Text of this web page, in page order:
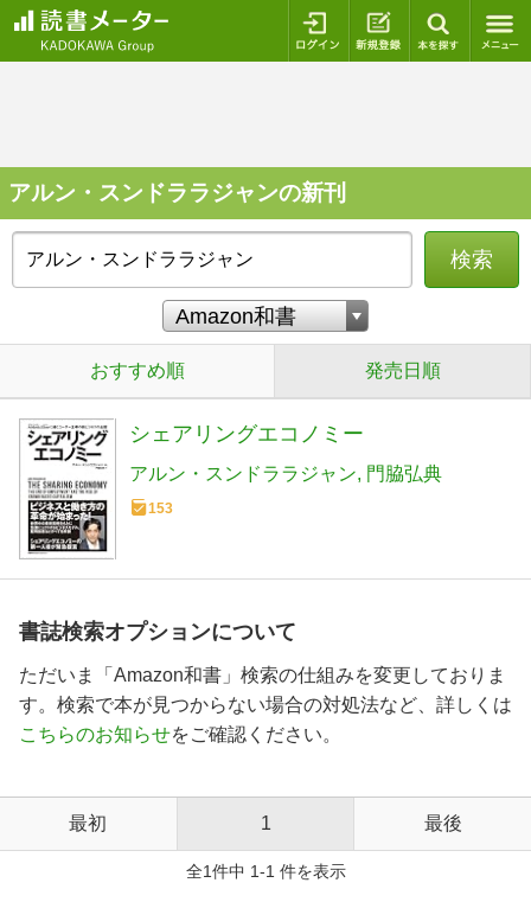
ログイン 新規登録
アルン・スンドララジャンの新刊
検索
おすすめ順 発売日順
シェアリングエコノミー
アルン・スンドララジャン 門脇弘典
153
書誌検索オプションについて
ただいま「Amazon和書」検索の仕組みを変更しておりま
す。検索で本が見つからない場合の対処法など、詳しくは
こちらのお知らせをご確認ください。
最初 1 最後
全1件中 1-1 件を表示